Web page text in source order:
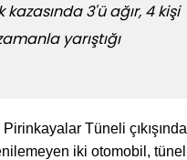
3'ü ağır, 4 kişi
yarıştığı
Tüneli çıkışında
iki otomobil, tünel